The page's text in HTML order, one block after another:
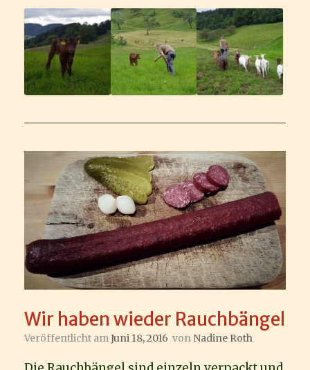
Wir haben wieder Rauchbängel
Veröffentlicht am Juni 18, 2016 von Nadine Roth